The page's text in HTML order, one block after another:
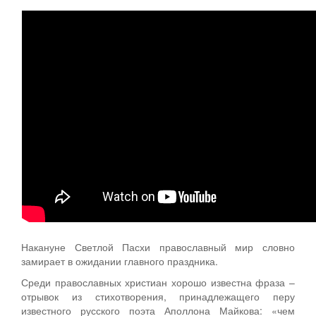
Персональные данные
Собрание депутатов
Городское поселение
Сельские поселения
Накануне Светлой Пасхи православный мир словно
замирает в ожидании главного праздника.
Среди православных христиан хорошо известна фраза –
отрывок из стихотворения, принадлежащего перу
известного русского поэта Аполлона Майкова: «чем